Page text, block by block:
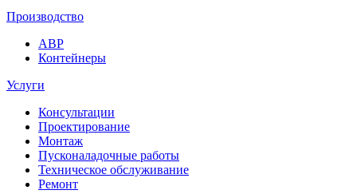
Производство
АВР
Контейнеры
Услуги
Консультации
Проектирование
Монтаж
Пусконаладочные работы
Техническое обслуживание
Ремонт